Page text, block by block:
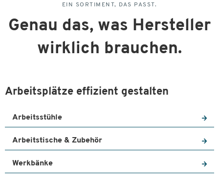
EIN SORTIMENT, DAS PASST.
Genau das, was Hersteller
wirklich brauchen.
Arbeitsplätze effizient gestalten
Arbeitsstühle
Arbeitstische & Zubehör
Werkbänke